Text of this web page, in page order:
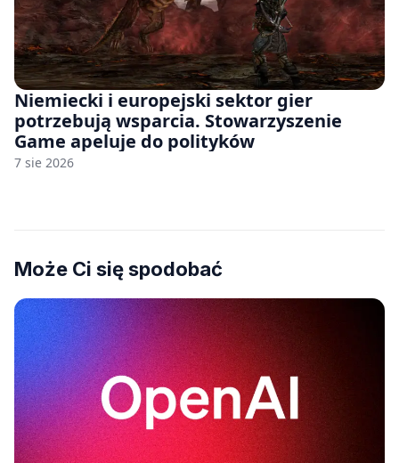
Niemiecki i europejski sektor gier
potrzebują wsparcia. Stowarzyszenie
Game apeluje do polityków
7 sie 2026
Może Ci się spodobać